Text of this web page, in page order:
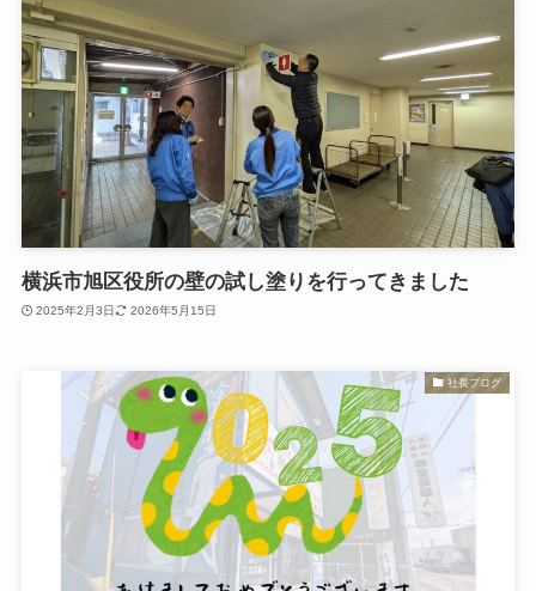
横浜市旭区役所の壁の試し塗りを行ってきました
2025年2月3日 2026年5月15日
社長ブログ